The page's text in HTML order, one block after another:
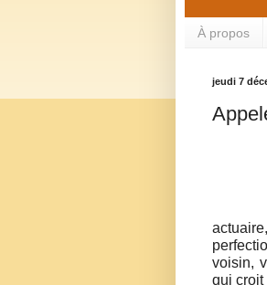
À propos
jeudi 7
voisin,
qui croit